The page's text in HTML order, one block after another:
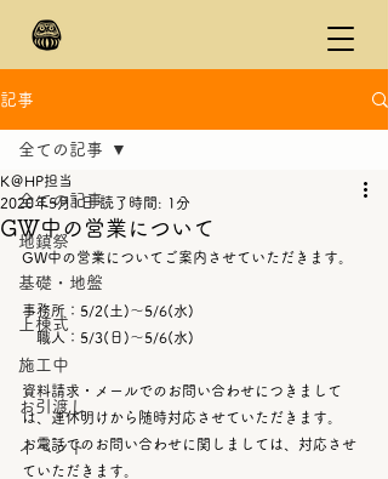
記事
全ての記事
地鎮祭
基礎・地盤
上棟式
施工中
お引渡し
イベント
全ての記事
GW中の営業について
K＠HP担当
2020年5月1日 読了時間: 1分
GW中の営業についてご案内させていただきます。
事務所：5/2(土)～5/6(水)
職人：5/3(日)～5/6(水)
資料請求・メールでのお問い合わせにつきまして
は、連休明けから随時対応させていただきます。
お電話でのお問い合わせに関しましては、対応させ
ていただきます。